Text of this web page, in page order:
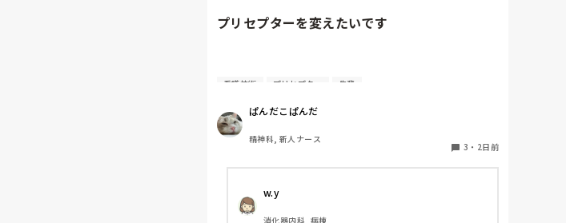
プリセプターを変えたいです
質問失礼します。
4月に入職してまだ少ししか経っていないのですが、
プリセプターを変えたいと考えています。ただ、同じ
病棟の先輩でもあるため、なかなか相談することがで
きません。
私はもともと人見知りで、自分から悩みや相談事を人
に話すことが苦手なタイプです。
看護技術 プリセプター 先輩
ぱんだこぱんだ
精神科, 新人ナース
3 ・ 2日前
w.y
消化器内科, 病棟